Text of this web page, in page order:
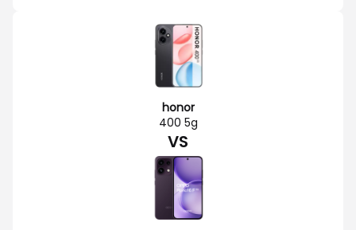
honor
400 5g
VS